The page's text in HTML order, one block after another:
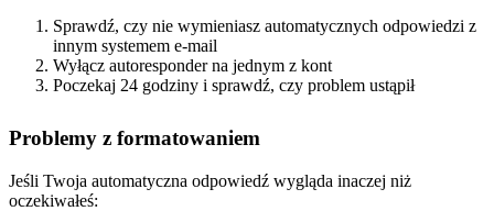
Sprawdź, czy nie wymieniasz automatycznych odpowiedzi z
innym systemem e-mail
Wyłącz autoresponder na jednym z kont
Poczekaj 24 godziny i sprawdź, czy problem ustąpił
Problemy z formatowaniem
Jeśli Twoja automatyczna odpowiedź wygląda inaczej niż
oczekiwałeś: